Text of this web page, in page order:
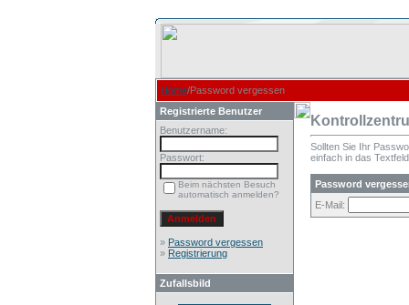
Home/Password vergessen
Registrierte Benutzer
Benutzername:
Passwort:
Beim nächsten Besuch
automatisch anmelden?
» Password vergessen
» Registrierung
Zufallsbild
Sollten Sie Ihr
einfach in das
Password
E-Mail: